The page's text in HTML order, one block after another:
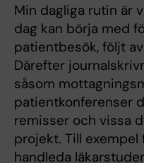
Min dagliga rutin är
dag kan börja med
patientbesök, följt
Därefter
såsom
patientkonferenser
remisser och vissa
projekt. Till
handleda